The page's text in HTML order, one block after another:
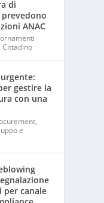
di
ANAC
Cittadino
gestire la
con una
,
e
per canale